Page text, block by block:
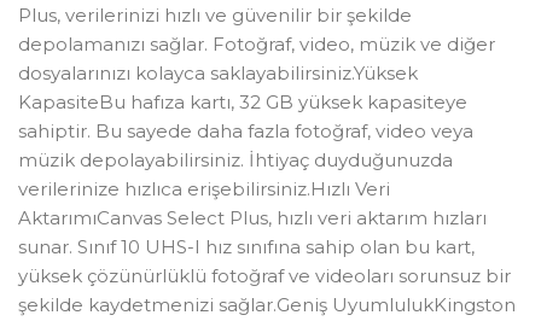
Plus, verilerinizi hızlı ve güvenilir bir şekilde
depolamanızı sağlar. Fotoğraf, video, müzik ve diğer
dosyalarınızı kolayca saklayabilirsiniz.Yüksek
KapasiteBu hafıza kartı, 32 GB yüksek kapasiteye
sahiptir. Bu sayede daha fazla fotoğraf, video veya
müzik depolayabilirsiniz. İhtiyaç duyduğunuzda
verilerinize hızlıca erişebilirsiniz.Hızlı Veri
AktarımıCanvas Select Plus, hızlı veri aktarım hızları
sunar. Sınıf 10 UHS-I hız sınıfına sahip olan bu kart,
yüksek çözünürlüklü fotoğraf ve videoları sorunsuz bir
şekilde kaydetmenizi sağlar.Geniş UyumlulukKingston